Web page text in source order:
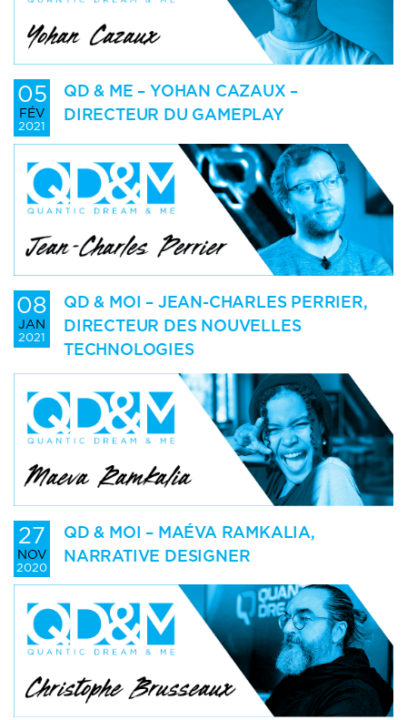
05
FÉV
2021
QD & ME – YOHAN CAZAUX –
DIRECTEUR DU GAMEPLAY
08
JAN
2021
QD & MOI – JEAN-CHARLES PERRIER,
DIRECTEUR DES NOUVELLES
TECHNOLOGIES
27
NOV
2020
QD & MOI – MAÉVA RAMKALIA,
NARRATIVE DESIGNER